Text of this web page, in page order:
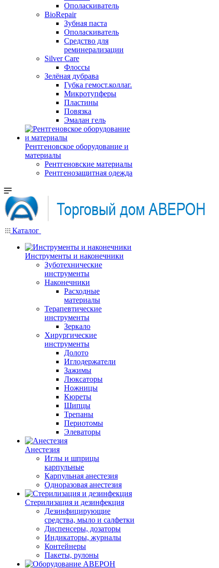
Ополаскиватель
BioRepair
Зубная паста
Ополаскиватель
Средство для
реминерализации
Silver Care
Флоссы
Зелёная дубрава
Губка гемост.коллаг.
Микротупферы
Пластины
Повязка
Эмалан гель
Рентгеновское оборудование и
материалы
Рентгеновские материалы
Рентгенозащитная одежда
Каталог
Инструменты и наконечники
Зуботехнические
инструменты
Наконечники
Расходные
материалы
Терапевтические
инструменты
Зеркало
Хирургические
инструменты
Долото
Иглодержатели
Зажимы
Люксаторы
Ножницы
Кюреты
Шипцы
Трепаны
Периотомы
Элеваторы
Анестезия
Иглы и шприцы
карпульные
Карпульная анестезия
Одноразовая анестезия
Стерилизация и дезинфекция
Дезинфицирующие
средства, мыло и салфетки
Диспенсеры, дозаторы
Индикаторы, журналы
Контейнеры
Пакеты, рулоны